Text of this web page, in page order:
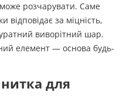
розчарувати. Саме
за міцність,
виворітний шар.
елемент — основа будь-
для